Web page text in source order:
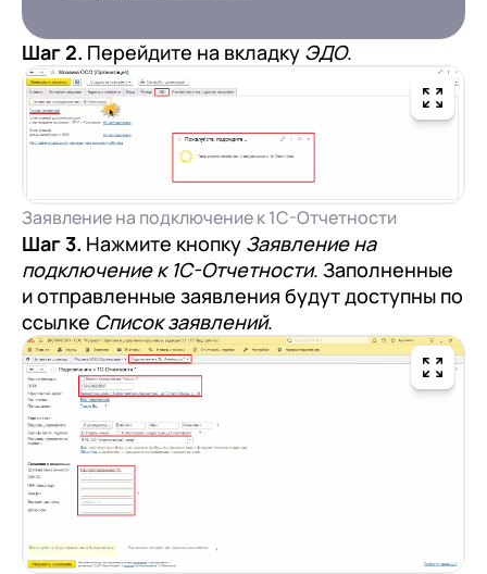
Шаг 2. Перейдите на вкладку ЭДО.
Заявление на подключение к 1С-Отчетности
Шаг 3. Нажмите кнопку Заявление на
подключение к 1С-Отчетности. Заполненные
и отправленные заявления будут доступны по
ссылке Список заявлений.